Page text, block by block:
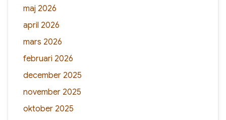
maj 2026
april 2026
mars 2026
februari 2026
december 2025
november 2025
oktober 2025